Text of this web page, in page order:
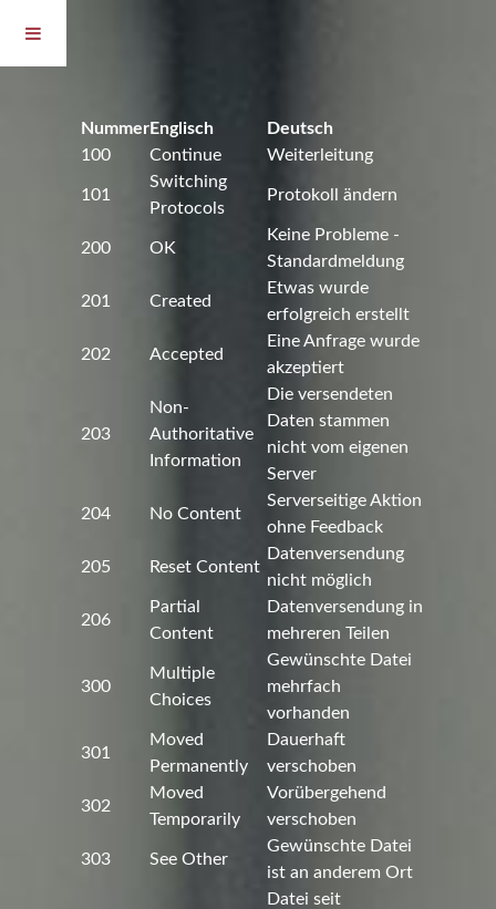
NummerEnglisch
Deutsch
100
Continue Weiterleitung
101
Switching
Protocols
Protokoll ändern
200 OK
Keine Probleme -
Standardmeldung
201 Created
Etwas wurde
erfolgreich erstellt
202 Accepted
Eine Anfrage wurde
akzeptiert
203
Non-
Authoritative
Information
Die versendeten
Daten stammen
nicht vom eigenen
Server
204 No Content
Serverseitige Aktion
ohne Feedback
205 Reset Content
Datenversendung
nicht möglich
206
Partial
Content
Datenversendung in
mehreren Teilen
300
Multiple
Choices
Gewünschte Datei
mehrfach
vorhanden
301
Moved
Permanently
Dauerhaft
verschoben
302
Moved
Temporarily
Vorübergehend
verschoben
303 See Other
Gewünschte Datei
ist an anderem Ort
Datei seit